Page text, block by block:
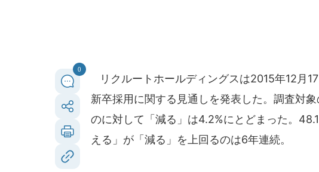
0
リクルートホールディングスは2015年12月
新卒採用に関する見通しを発表した。調査対
のに対して「減る」は4.2%にとどまった。
える」が「減る」を上回るのは6年連続。